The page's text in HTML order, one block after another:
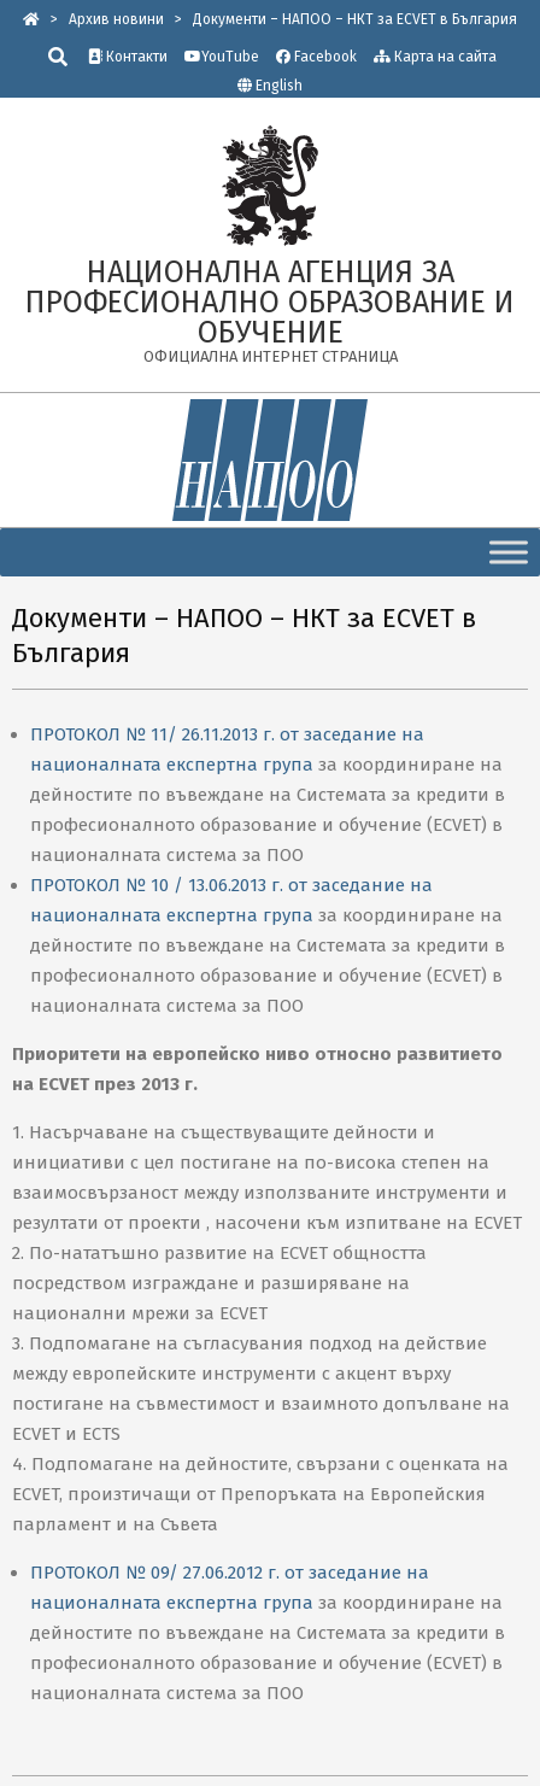
Skip
content
> Архив новини >
Документи – НАПОО – НКТ за ECVET в България
Търсене
Контакти YouTube Facebook
Карта на сайта
English
НАЦИОНАЛНА АГЕНЦИЯ ЗА
ПРОФЕСИОНАЛНО ОБРАЗОВАНИЕ И
ОБУЧЕНИЕ
ОФИЦИАЛНА ИНТЕРНЕТ СТРАНИЦА
Navigation
Документи – НАПОО – НКТ за ECVET в
България
ПРОТОКОЛ № 11/ 26.11.2013 г. от заседание на
националната експертна група за координиране на
дейностите по въвеждане на Системата за кредити в
професионалното образование и обучение (ECVET) в
националната система за ПОО
ПРОТОКОЛ № 10 / 13.06.2013 г. от заседание на
националната експертна група за координиране на
дейностите по въвеждане на Системата за кредити в
професионалното образование и обучение (ECVET) в
националната система за ПОО
Приоритети на европейско ниво относно развитието
на ECVET през 2013 г.
1. Насърчаване на съществуващите дейности и
инициативи с цел постигане на по-висока степен на
взаимосвързаност между използваните инструменти и
резултати от проекти , насочени към изпитване на ECVET
2. По-нататъшно развитие на ECVET общността
посредством изграждане и разширяване на
национални мрежи за ECVET
3. Подпомагане на съгласувания подход на действие
между европейските инструменти с акцент върху
постигане на съвместимост и взаимното допълване на
ECVET и ECTS
4. Подпомагане на дейностите, свързани с оценката на
ECVET, произтичащи от Препоръката на Европейския
парламент и на Съвета
ПРОТОКОЛ № 09/ 27.06.2012 г. от заседание на
националната експертна група за координиране на
дейностите по въвеждане на Системата за кредити в
професионалното образование и обучение (ECVET) в
националната система за ПОО